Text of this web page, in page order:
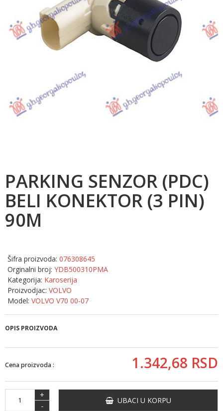
PARKING SENZOR (PDC)
BELI KONEKTOR (3 PIN)
90M
Šifra proizvoda: 076308645
Orginalni broj: YDB500310PMA
Kategorija: Karoserija
Proizvodjac: VOLVO
Model: VOLVO V70 00-07
OPIS PROIZVODA
Cena proizvoda : 1.342,68 RSD
+
-
UBACI U KORPU